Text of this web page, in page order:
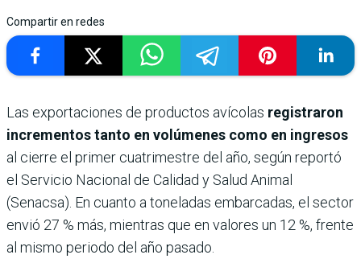
Compartir en redes
Las exportaciones de productos avícolas registraron
incrementos tanto en volúmenes como en ingresos
al cierre el primer cuatrimestre del año, según reportó
el Servicio Nacional de Calidad y Salud Animal
(Senacsa). En cuanto a toneladas embarcadas, el sector
envió 27 % más, mientras que en valores un 12 %, frente
al mismo periodo del año pasado.